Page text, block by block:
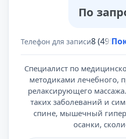
По
Телефон для записи8 (495)
Специалист по
методиками лечебного,
релаксирующего
таких заболеваний и
спине, мышечный
осанки,